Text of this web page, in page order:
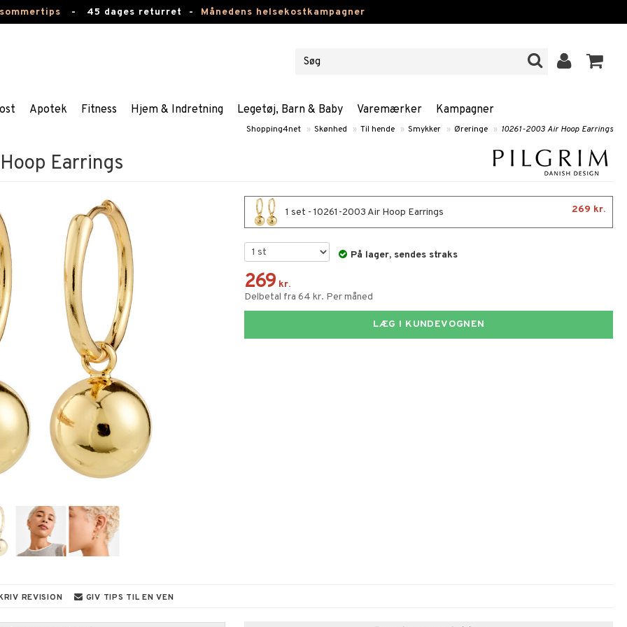
- 45 dages returret - Månedens helsekostkampagner
Apotek Fitness Hjem & Indretning Legetøj, Barn & Baby Varemærker Kampagner
Shopping4net » Skønhed » Til hende » Smykker » Øreringe » 10261-2003 Air Hoop Earrings
Earrings
1 set - 10261-2003 Air Hoop Earrings 269 kr.
På lager, sendes straks
269 kr.
Delbetal fra 64 kr. Per måned
LÆG I KUNDEVOGNEN
REVISION GIV TIPS TIL EN VEN